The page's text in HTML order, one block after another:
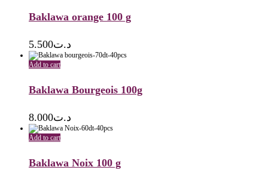
Baklawa orange 100 g
د.ت5.500
Add to cart
Baklawa Bourgeois 100g
د.ت8.000
Add to cart
Baklawa Noix 100 g